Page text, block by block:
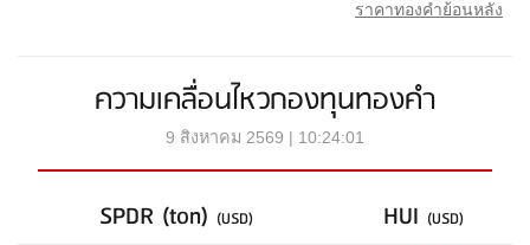
ราคาทองคำย้อนหลัง
ความเคลื่อนไหวกองทุนทองคำ
9 สิงหาคม 2569 | 10:24:01
SPDR (ton) (USD) HUI (USD)